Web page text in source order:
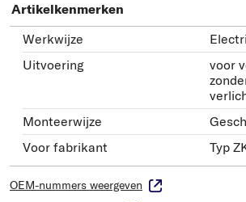
Artikelkenmerken
Werkwijze
Uitvoering
voor
Monteerwijze
Voor fabrikant
Typ
OEM-nummers weergeven